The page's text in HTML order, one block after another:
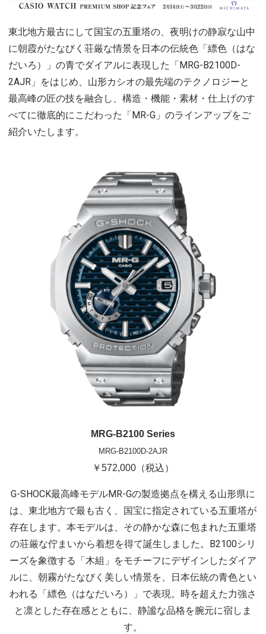
東北地方最古にして国宝の五重塔の、夜明けの静寂な山中
に朝霞がたなびく荘厳な情景を日本の伝統色「縹色（はな
だいろ）」の青でダイアルに表現した「MRG-B2100D-
2AJR」をはじめ、山形カシオの最先端のテクノロジーと
最高峰の匠の技を融合し、構造・機能・素材・仕上げのす
べてに徹底的にこだわった「MR-G」のラインアップをご
紹介いたします。
MRG-B2100 Series
MRG-B2100D-2AJR
￥572,000（税込）
G-SHOCK最高峰モデルMR-Gの製造拠点を構える山形県に
は、東北地方で最も古く、国宝に指定されている五重塔が
存在します。本モデルは、その静かな森に包まれた五重塔
の荘厳な佇まいから着想を得て誕生しました。B2100シリ
ーズを象徴する「木組」をモチーフにデザインしたダイア
ルに、朝霧がたなびく美しい情景を、日本伝統の青色とい
われる「縹色（はなだいろ）」で表現。時を超えた力強さ
と凛とした存在感とともに、静謐な品格を腕元に宿しま
す。